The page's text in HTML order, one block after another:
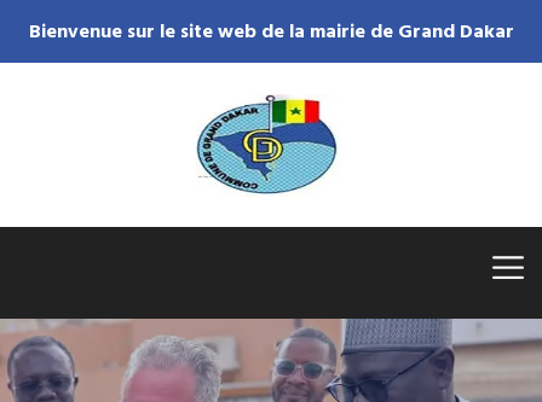
Bienvenue sur le site web de la mairie de Grand Dakar